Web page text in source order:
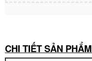
CHI TIẾT SẢN PHẨM